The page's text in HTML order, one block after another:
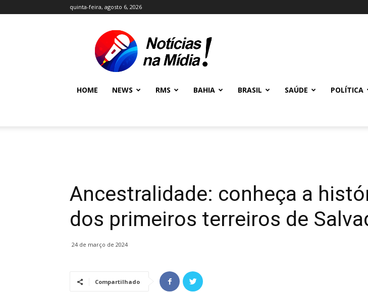
quinta-feira, agosto 6, 2026
NOTÍCIAS
NA
MÍDIA
NEWS
HOME NEWS RMS BAHIA BRASIL SAÚDE POLÍTICA
Ancestralidade: conheça a
dos primeiros terreiros de
24 de março de 2024
Compartilhado